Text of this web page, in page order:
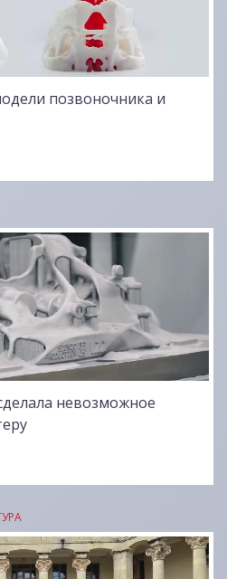
позвоночника и
невозможное